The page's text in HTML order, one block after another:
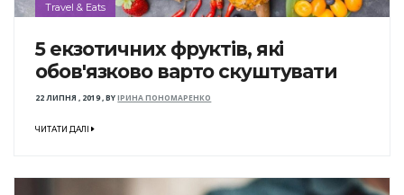
Travel & Eats
5 екзотичних фруктів, які
обов'язково варто скуштувати
22 ЛИПНЯ , 2019,BYІРИНА ПОНОМАРЕНКО
ЧИТАТИ ДАЛІ